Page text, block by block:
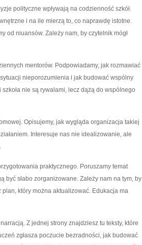
polityczne wpływają na codzienność szkół.
i na ile mierzą to, co naprawdę istotne.
od niuansów. Zależy nam, by czytelnik mógł
mentorów. Podpowiadamy, jak rozmawiać
nieporozumienia i jak budować wspólny
nie są rywalami, lecz dążą do wspólnego
Opisujemy, jak wygląda organizacja takiej
Interesuje nas nie idealizowanie, ale
praktycznego. Poruszamy temat
być słabo zorganizowane. Zależy nam na tym, by
który można aktualizować. Edukacja ma
Z jednej strony znajdziesz tu teksty, które
zgłasza poczucie bezradności, jak budować